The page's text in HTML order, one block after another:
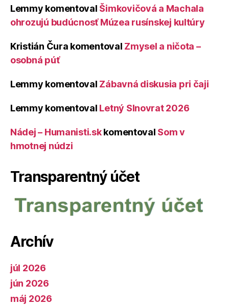
Lemmy komentoval Šimkovičová a Machala
ohrozujú budúcnosť Múzea rusínskej kultúry
Kristián Čura komentoval Zmysel a ničota –
osobná púť
Lemmy komentoval Zábavná diskusia pri čaji
Lemmy komentoval Letný Slnovrat 2026
Nádej – Humanisti.skkomentoval Som v
hmotnej núdzi
Transparentný účet
Archív
júl 2026
jún 2026
máj 2026